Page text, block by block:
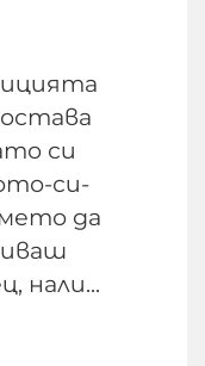
си
си-
да
нали...